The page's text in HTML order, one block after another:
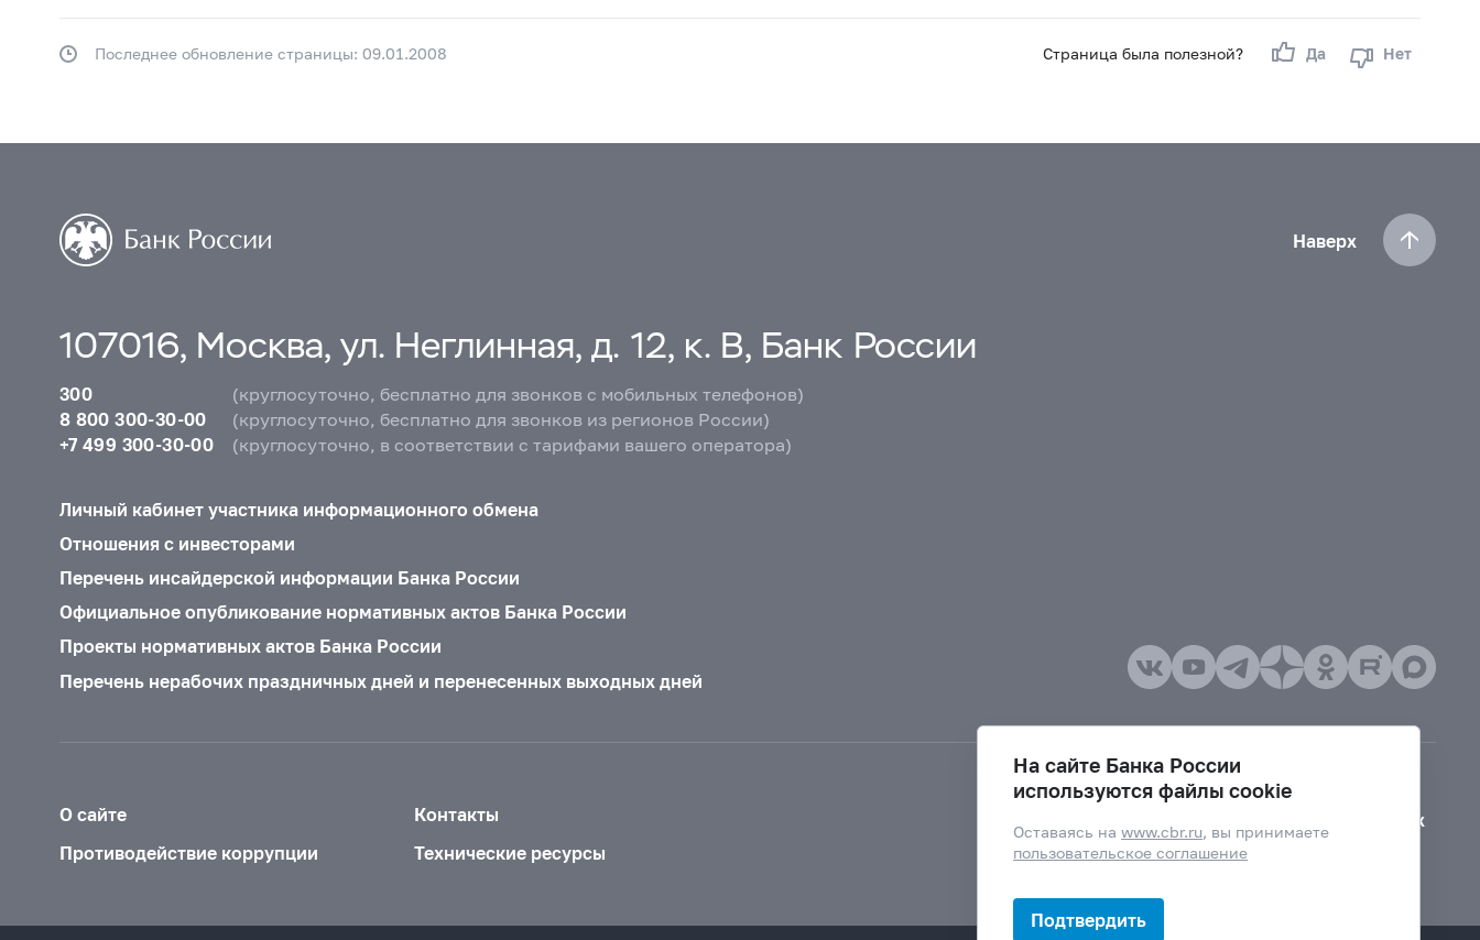
Страница была полезной? Да Нет
Последнее обновление страницы: 09.01.2008
Наверх
107016, Москва, ул. Неглинная, д. 12, к. В, Банк России
300
(круглосуточно, бесплатно для звонков с мобильных телефонов)
8 800 300-30-00
(круглосуточно, бесплатно для звонков из регионов России)
+7 499 300-30-00
(круглосуточно, в соответствии с тарифами вашего оператора)
Личный кабинет участника информационного обмена
Отношения с инвесторами
Перечень инсайдерской информации Банка России
Официальное опубликование нормативных актов Банка России
Проекты нормативных актов Банка России
Перечень нерабочих праздничных дней и перенесенных выходных дней
О сайте
Контакты
Противодействие коррупции
Технические ресурсы
Версия для слабовидящих
На сайте Банка России
используются файлы cookie
Оставаясь наwww.cbr.ru, вы принимаете
пользовательское соглашение
Подтвердить